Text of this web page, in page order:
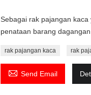
Sebagai rak pajangan
penataan barang
rak pajangan kaca rak
 Send Email